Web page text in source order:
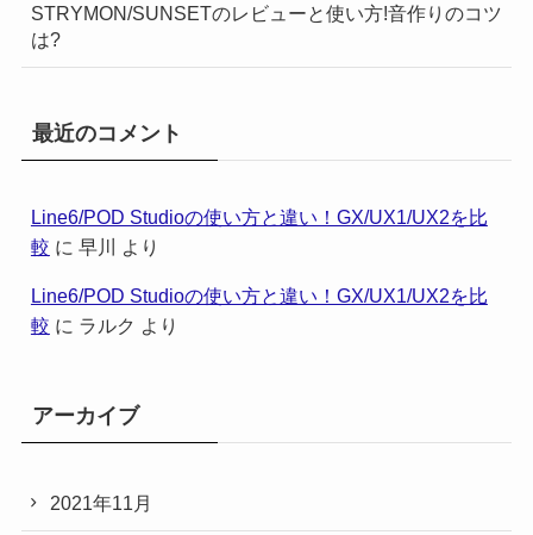
STRYMON/SUNSETのレビューと使い方!音作りのコツ
は?
最近のコメント
Line6/POD Studioの使い方と違い！GX/UX1/UX2を比
較 に 早川 より
Line6/POD Studioの使い方と違い！GX/UX1/UX2を比
較 に ラルク より
アーカイブ
2021年11月